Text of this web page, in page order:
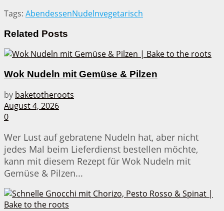
Tags: AbendessenNudelnvegetarisch
Related Posts
Wok Nudeln mit Gemüse & Pilzen
by baketotheroots
August 4, 2026
0
Wer Lust auf gebratene Nudeln hat, aber nicht
jedes Mal beim Lieferdienst bestellen möchte,
kann mit diesem Rezept für Wok Nudeln mit
Gemüse & Pilzen...